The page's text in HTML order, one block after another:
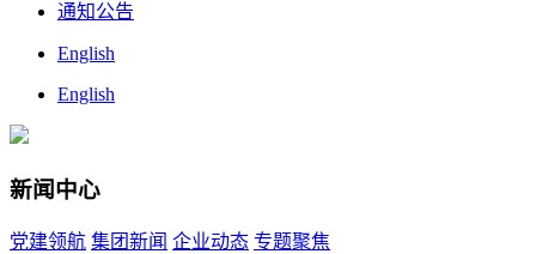
通知公告
English
English
新闻中心
党建领航 集团新闻 企业动态 专题聚焦